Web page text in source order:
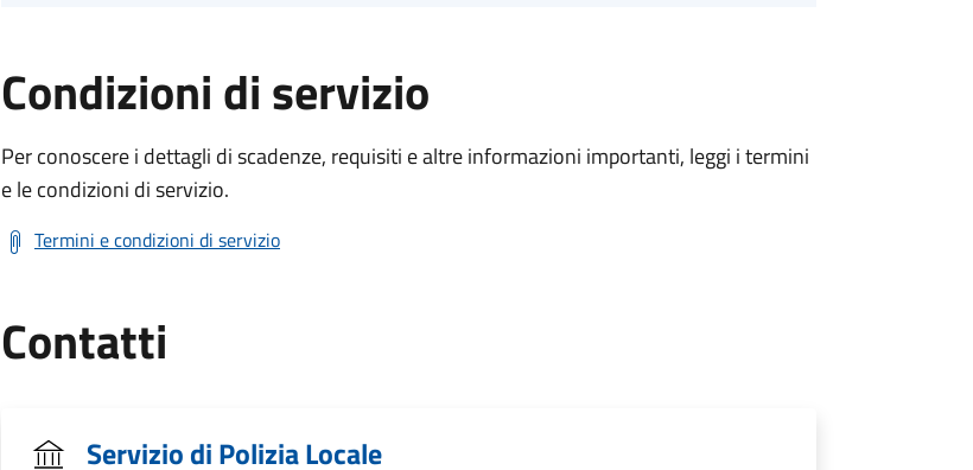
Condizioni di servizio
Per conoscere i dettagli di scadenze, requisiti e altre informazioni importanti, leggi i termini
e le condizioni di servizio.
Termini e condizioni di servizio
Contatti
Servizio di Polizia Locale